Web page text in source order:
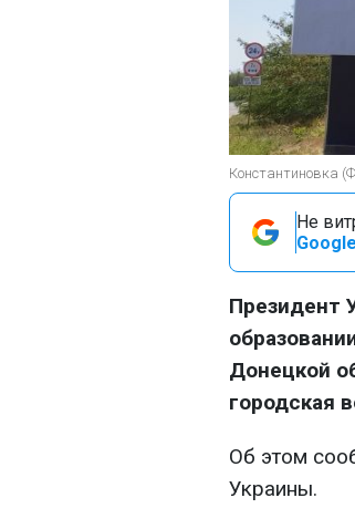
Константиновка
Не
Google
Президент
Донецкой
городская
Об этом
Украины.